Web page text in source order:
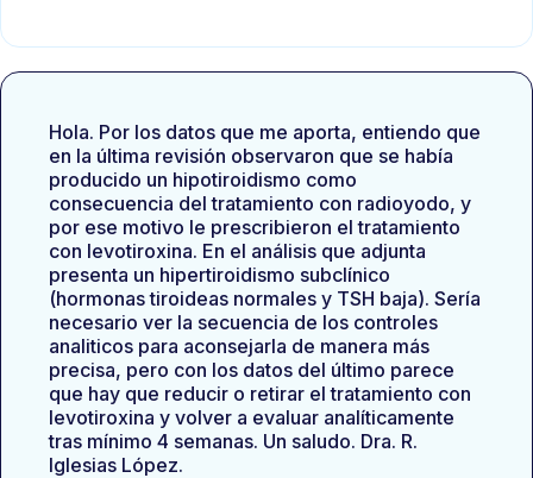
Hola. Por los datos que me aporta, entiendo que
en la última revisión observaron que se había
producido un hipotiroidismo como
consecuencia del tratamiento con radioyodo, y
por ese motivo le prescribieron el tratamiento
con levotiroxina. En el análisis que adjunta
presenta un hipertiroidismo subclínico
(hormonas tiroideas normales y TSH baja). Sería
necesario ver la secuencia de los controles
analiticos para aconsejarla de manera más
precisa, pero con los datos del último parece
que hay que reducir o retirar el tratamiento con
levotiroxina y volver a evaluar analíticamente
tras mínimo 4 semanas. Un saludo. Dra. R.
Iglesias López.